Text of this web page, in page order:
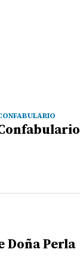
Doña Perla